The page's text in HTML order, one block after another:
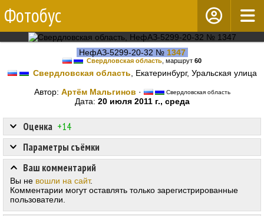
Фотобус
НефАЗ-5299-20-32 № 1347
Свердловская область , маршрут 60
Свердловская область , Екатеринбург, Уральская улица
Автор: Артём Мальгинов · Свердловская область
Дата: 20 июля 2011 г., среда
Оценка +14
Параметры съёмки
Ваш комментарий
Вы не вошли на сайт.
Комментарии могут оставлять только зарегистрированные
пользователи.